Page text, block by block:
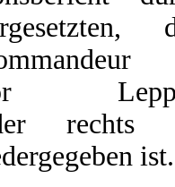
rechts
ist.